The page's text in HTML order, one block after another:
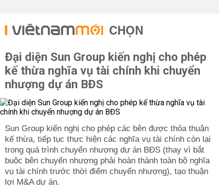
CHỌN
Đại diện Sun Group kiến nghị cho phép
kế thừa nghĩa vụ tài chính khi chuyển
nhượng dự án BĐS
Sun Group kiến nghị cho phép các bên được thỏa thuận
kế thừa, tiếp tục thực hiện các nghĩa vụ tài chính còn lại
trong quá trình chuyển nhượng dự án BĐS (thay vì bắt
buộc bên chuyển nhượng phải hoàn thành toàn bộ nghĩa
vụ tài chính trước thời điểm chuyển nhượng), tạo thuận
lợi M&A dự án.